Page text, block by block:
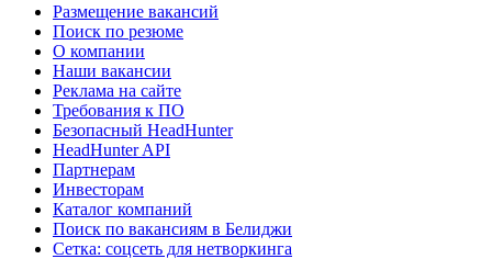
Размещение вакансий
Поиск по резюме
О компании
Наши вакансии
Реклама на сайте
Требования к ПО
Безопасный HeadHunter
HeadHunter API
Партнерам
Инвесторам
Каталог компаний
Поиск по вакансиям в Белиджи
Сетка: соцсеть для нетворкинга